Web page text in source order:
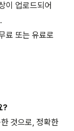
이 업로드되어
료 또는 유료로
?
것으로, 정확한